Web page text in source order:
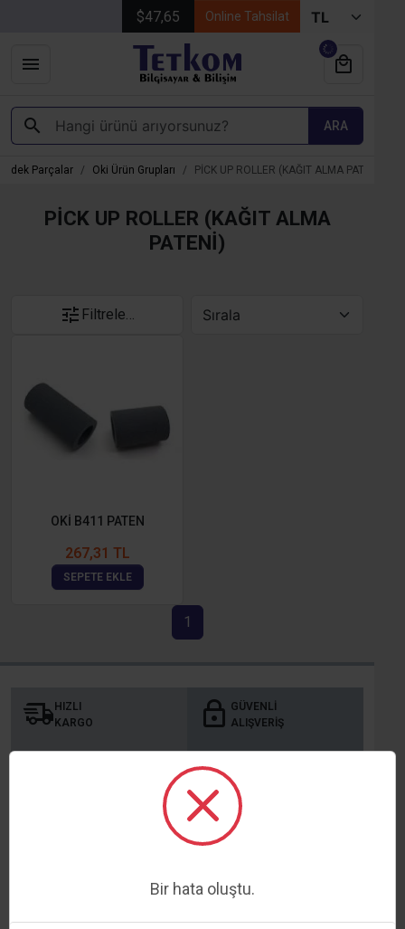
$47,65 Online Tahsilat
ARA
Parçalar Oki Ürün Grupları PİCK UP ROLLER (KAĞIT ALMA PATENİ)
PİCK UP ROLLER (KAĞIT ALMA
PATENİ)
Filtrele…
OKİ B411 PATEN
267,31 TL
SEPETE EKLE
1
HIZLI
KARGO
GÜVENLI
ALIŞVERIŞ
MEMNUNIYETI
Bir hata oluştu.